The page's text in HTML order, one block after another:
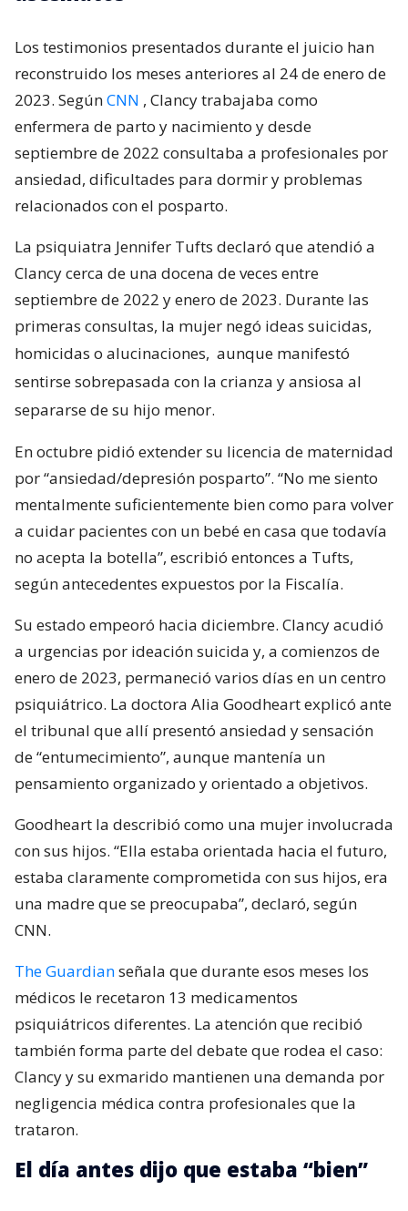
Los testimonios presentados durante el juicio han
reconstruido los meses anteriores al 24 de enero de
2023. SegúnCNN , Clancy trabajaba como
enfermera de parto y nacimiento y desde
septiembre de 2022 consultaba a profesionales por
ansiedad, dificultades para dormir y problemas
relacionados con el posparto.
La psiquiatra Jennifer Tufts declaró que atendió a
Clancy cerca de una docena de veces entre
septiembre de 2022 y enero de 2023. Durante las
primeras consultas, la mujer negó ideas suicidas,
homicidas o alucinaciones, aunque manifestó
sentirse sobrepasada con la crianza y ansiosa al
separarse de su hijo menor.
En octubre pidió extender su licencia de maternidad
por “ansiedad/depresión posparto”. “No me siento
mentalmente suficientemente bien como para volver
a cuidar pacientes con un bebé en casa que todavía
no acepta la botella”, escribió entonces a Tufts,
según antecedentes expuestos por la Fiscalía.
Su estado empeoró hacia diciembre. Clancy acudió
a urgencias por ideación suicida y, a comienzos de
enero de 2023, permaneció varios días en un centro
psiquiátrico. La doctora Alia Goodheart explicó ante
el tribunal que allí presentó ansiedad y sensación
de “entumecimiento”, aunque mantenía un
pensamiento organizado y orientado a objetivos.
Goodheart la describió como una mujer involucrada
con sus hijos. “Ella estaba orientada hacia el futuro,
estaba claramente comprometida con sus hijos, era
una madre que se preocupaba”, declaró, según
CNN.
The Guardianseñala que durante esos meses los
médicos le recetaron 13 medicamentos
psiquiátricos diferentes. La atención que recibió
también forma parte del debate que rodea el caso:
Clancy y su exmarido mantienen una demanda por
negligencia médica contra profesionales que la
trataron.
El día antes dijo que estaba “bien”